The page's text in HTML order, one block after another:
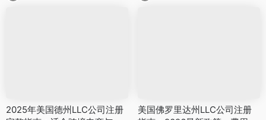
2025年美国德州LLC公司注册
美国佛罗里达州LLC公司注册